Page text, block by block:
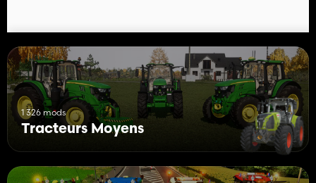
1 326 mods
Tracteurs Moyens